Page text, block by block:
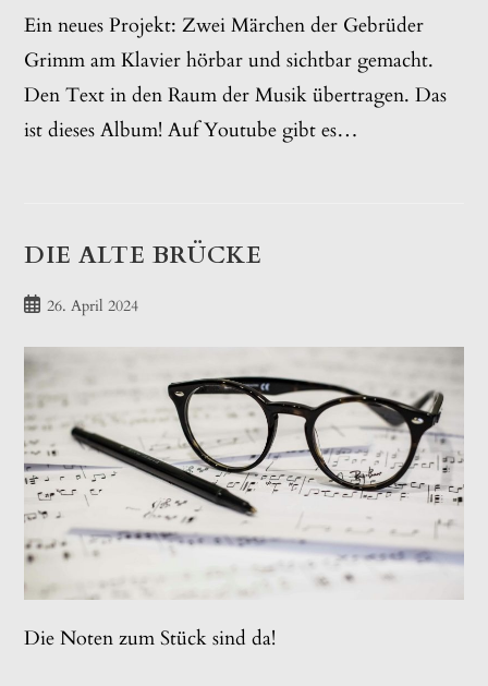
Ein neues Projekt: Zwei Märchen der Gebrüder
Grimm am Klavier hörbar und sichtbar gemacht.
Den Text in den Raum der Musik übertragen. Das
ist dieses Album! Auf Youtube gibt es…
DIE ALTE BRÜCKE
Beitrag26. April 2024
Die Noten zum Stück sind da!